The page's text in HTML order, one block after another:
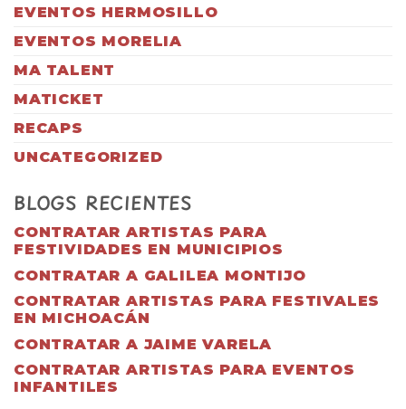
EVENTOS HERMOSILLO
EVENTOS MORELIA
MA TALENT
MATICKET
RECAPS
UNCATEGORIZED
BLOGS RECIENTES
CONTRATAR ARTISTAS PARA
FESTIVIDADES EN MUNICIPIOS
CONTRATAR A GALILEA MONTIJO
CONTRATAR ARTISTAS PARA FESTIVALES
EN MICHOACÁN
CONTRATAR A JAIME VARELA
CONTRATAR ARTISTAS PARA EVENTOS
INFANTILES